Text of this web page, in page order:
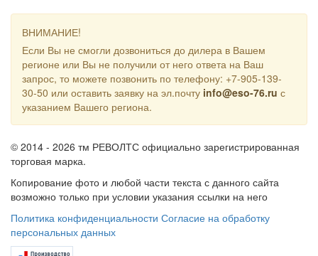
ВНИМАНИЕ!
Если Вы не смогли дозвониться до дилера в Вашем
регионе или Вы не получили от него ответа на Ваш
запрос, то можете позвонить по телефону: +7-905-139-
30-50 или оставить заявку на эл.почту info@eso-76.ru с
указанием Вашего региона.
© 2014 - 2026 тм РЕВОЛТС официально зарегистрированная
торговая марка.
Копирование фото и любой части текста с данного сайта
возможно только при условии указания ссылки на него
Политика конфиденциальности Согласие на обработку
персональных данных